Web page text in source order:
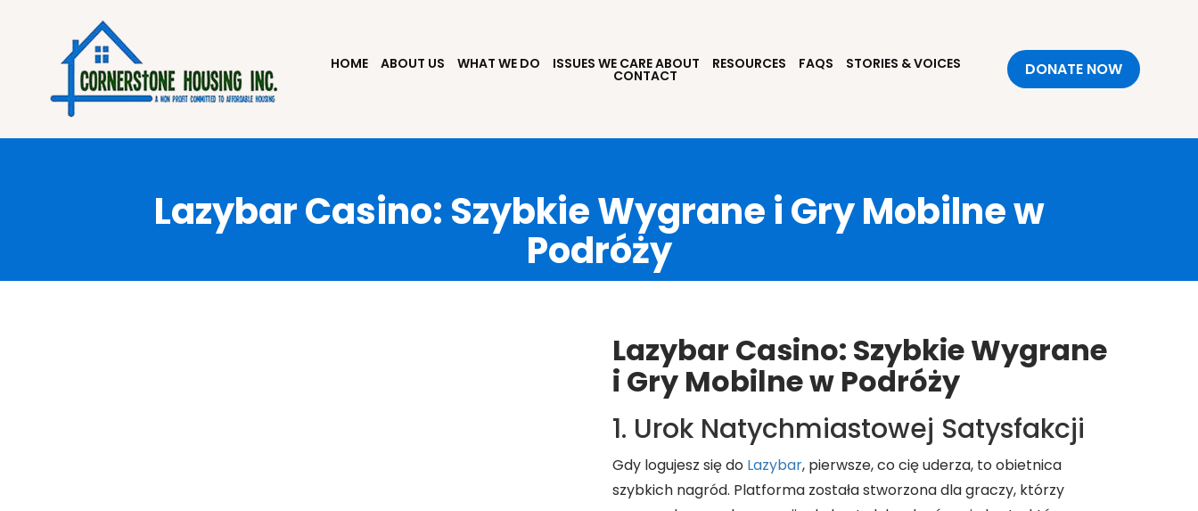
HOME ABOUT US WHAT WE DO ISSUES WE CARE ABOUT RESOURCES FAQS STORIES & VOICES
CONTACT DONATE NOW
Lazybar Casino: Szybkie Wygrane i Gry Mobilne w
Podróży
Lazybar Casino: Szybkie Wygrane
i Gry Mobilne w Podróży
1. Urok Natychmiastowej Satysfakcji
Gdy logujesz się do Lazybar, pierwsze, co cię uderza, to obietnica
szybkich nagród. Platforma została stworzona dla graczy, którzy